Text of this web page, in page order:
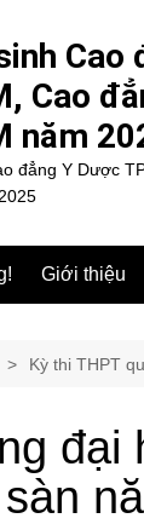
Cao
Cao
năm
đẳng Y Dược
Giới thiệu
Kỳ thi THPT
đại